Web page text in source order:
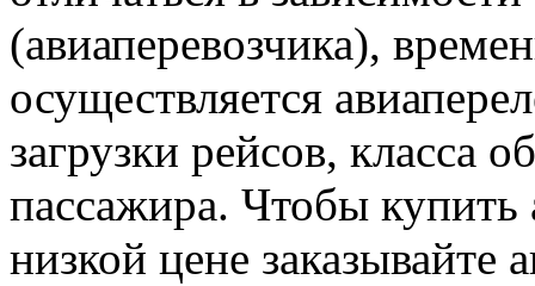
(авиаперевозчика),
осуществляется
загрузки рейсов, класса
пассажира. Чтобы
низкой цене заказывайте